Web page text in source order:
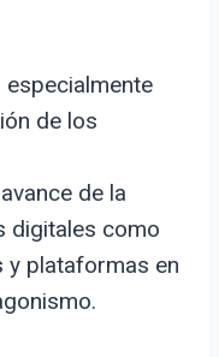
de los
de la
digitales como
y plataformas en